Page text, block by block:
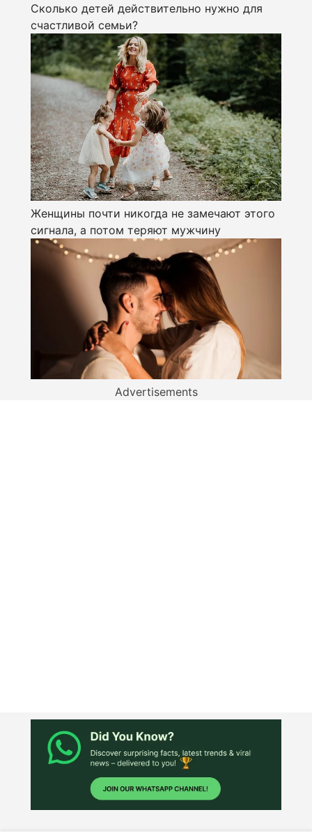
Сколько детей действительно нужно для
счастливой семьи?
Женщины почти никогда не замечают этого
сигнала, а потом теряют мужчину
Advertisements